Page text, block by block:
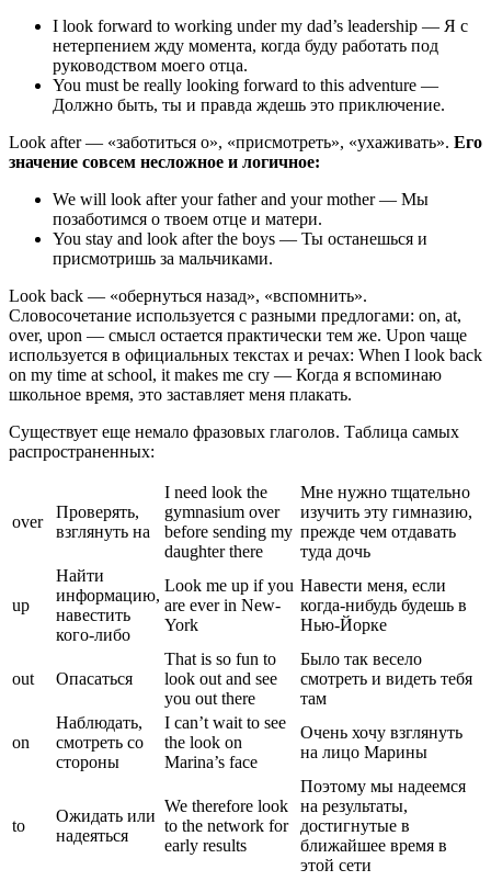
I look forward to working under my dad’s leadership — Я с
нетерпением жду момента, когда буду работать под
руководством моего отца.
You must be really looking forward to this adventure —
Должно быть, ты и правда ждешь это приключение.
Look after — «заботиться о», «присмотреть», «ухаживать». Его
значение совсем несложное и логичное:
We will look after your father and your mother — Мы
позаботимся о твоем отце и матери.
You stay and look after the boys — Ты останешься и
присмотришь за мальчиками.
Look back — «обернуться назад», «вспомнить».
Словосочетание используется с разными предлогами: on, at,
over, upon — смысл остается практически тем же. Upon чаще
используется в официальных текстах и речах: When I look back
on my time at school, it makes me cry — Когда я вспоминаю
школьное время, это заставляет меня плакать.
Существует еще немало фразовых глаголов. Таблица самых
распространенных:
over
Проверять,
взглянуть на
I need look the
gymnasium over
before sending my
daughter there
Мне нужно тщательно
изучить эту гимназию,
прежде чем отдавать
туда дочь
up
Найти
информацию,
навестить
кого-либо
Look me up if you
are ever in New-
York
Навести меня, если
когда-нибудь будешь в
Нью-Йорке
out Опасаться
That is so fun to
look out and see
you out there
Было так весело
смотреть и видеть тебя
там
on
Наблюдать,
смотреть со
стороны
I can’t wait to see
the look on
Marina’s face
Очень хочу взглянуть
на лицо Марины
to
Ожидать или
надеяться
We therefore look
to the network for
early results
Поэтому мы надеемся
на результаты,
достигнутые в
ближайшее время в
этой сети